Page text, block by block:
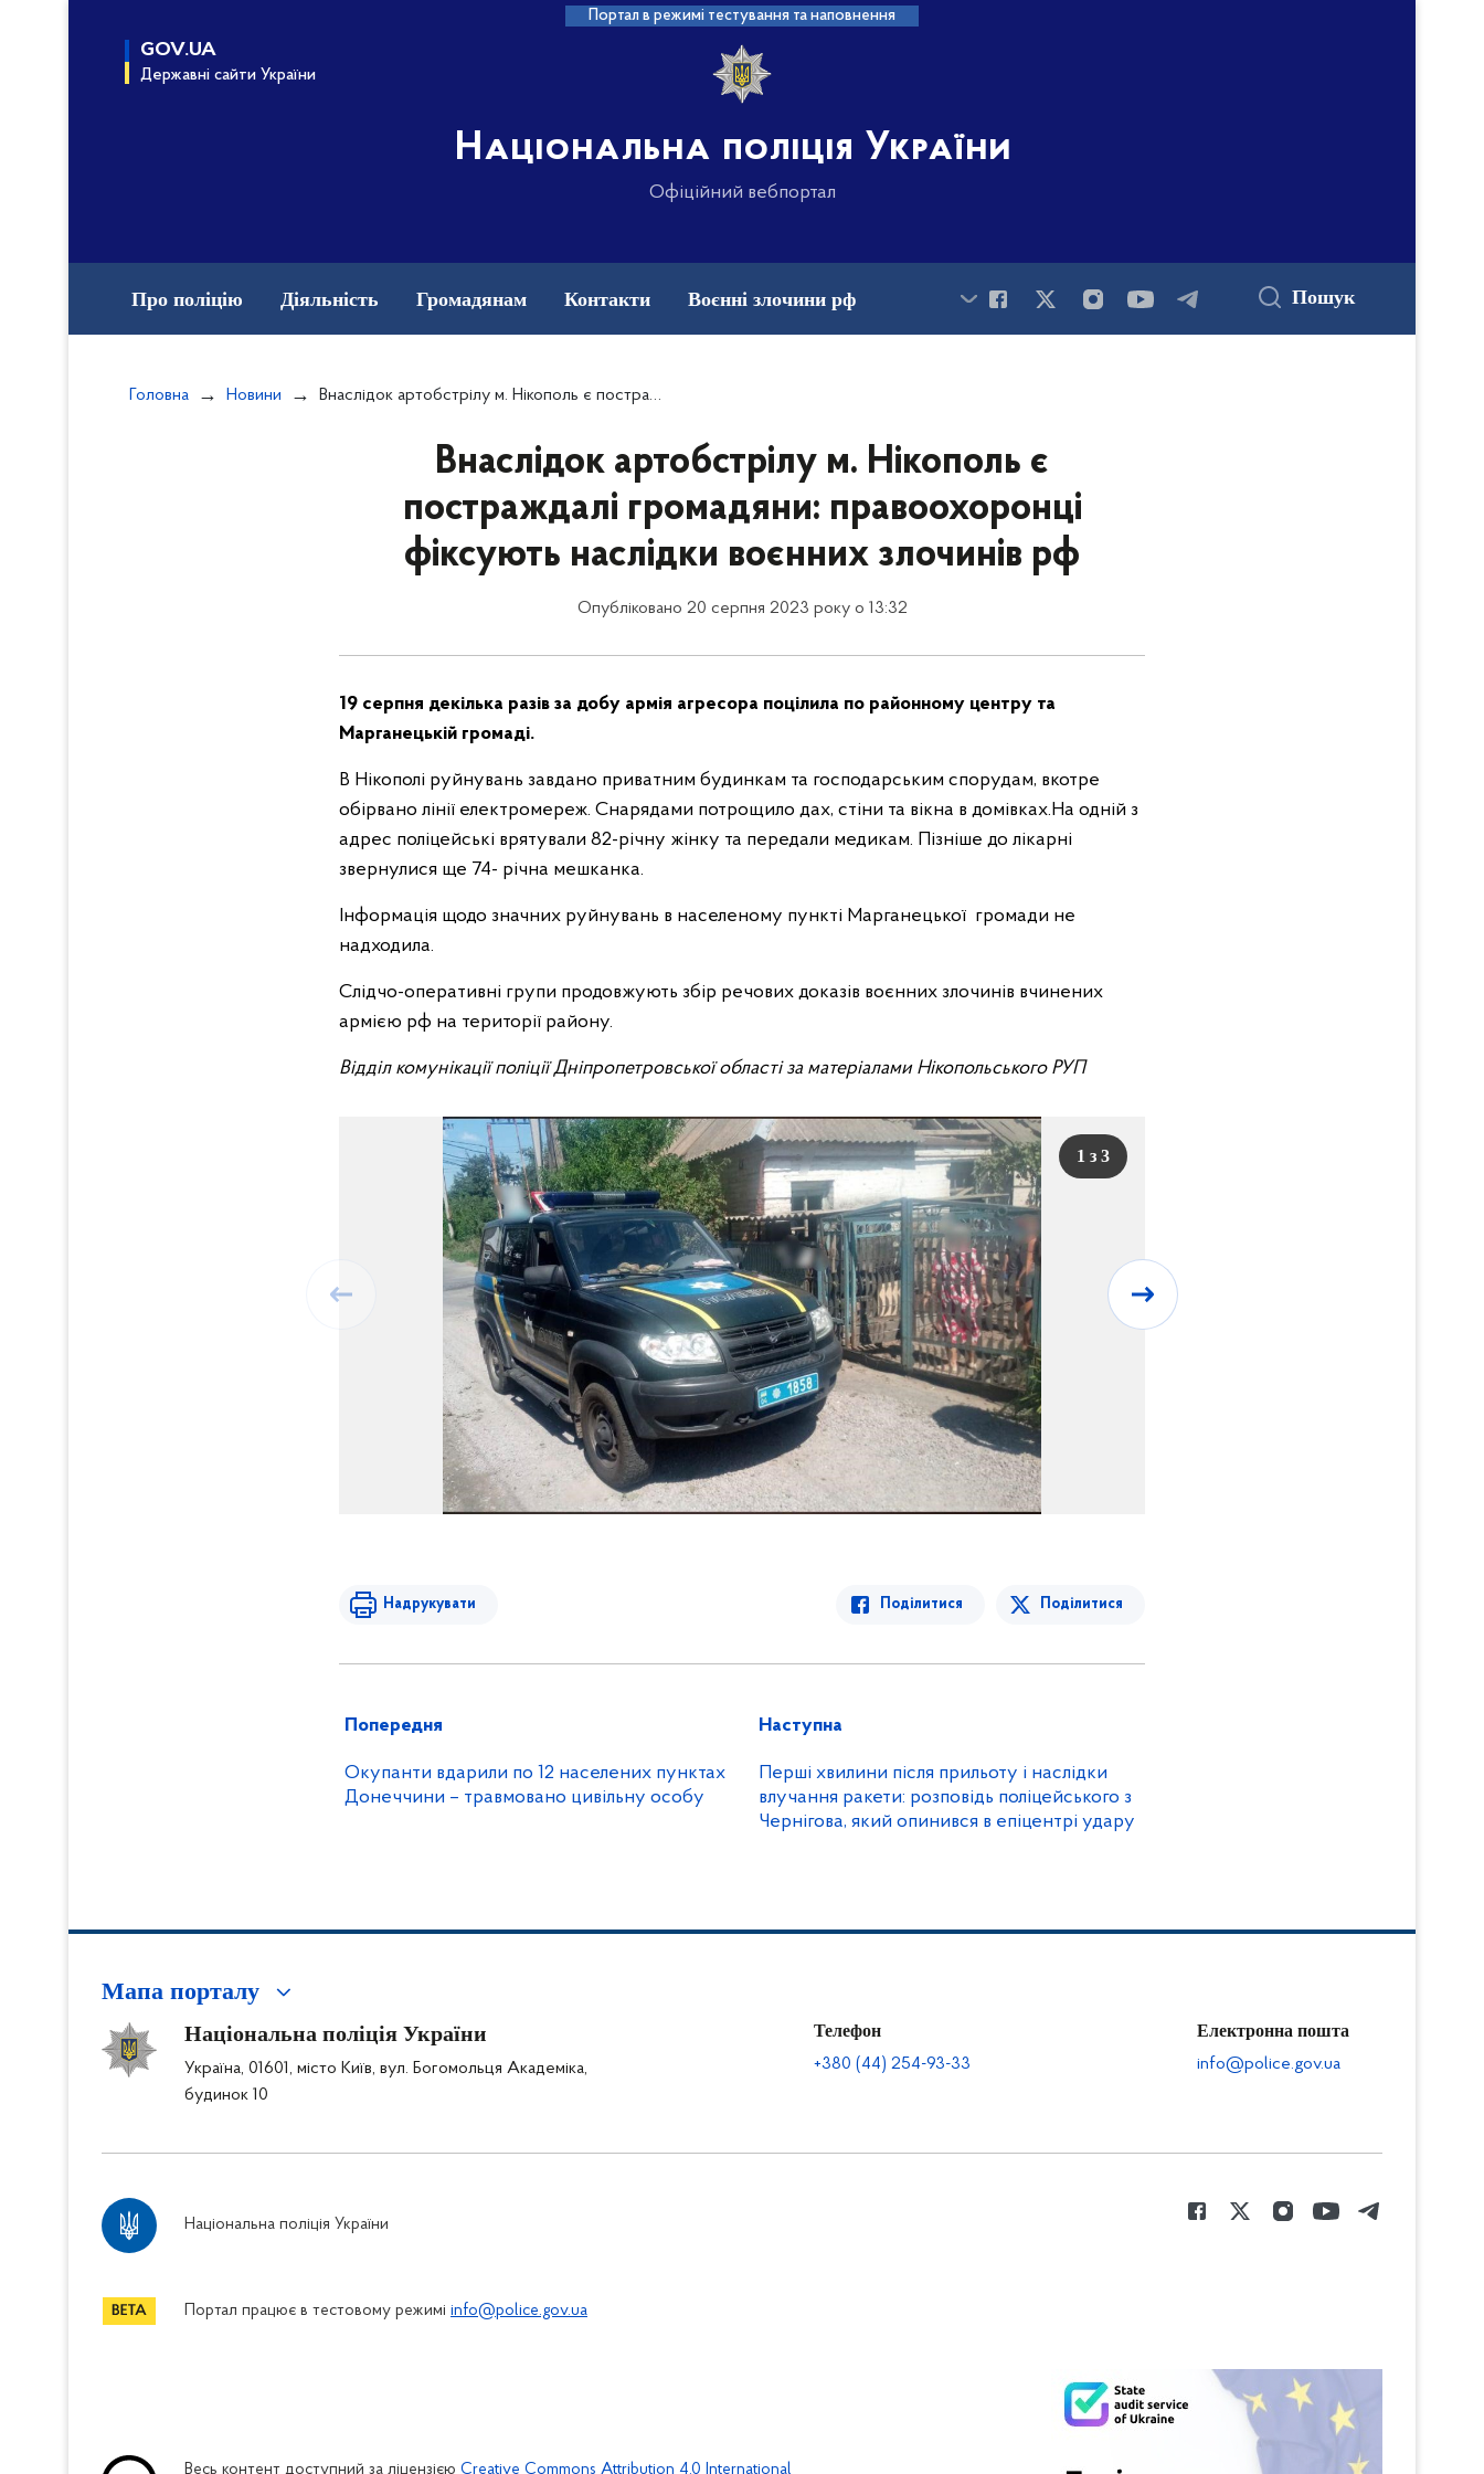
Портал в режимі тестування та наповнення
GOV.UA
Державні сайти України
Національна поліція України
Офіційний вебпортал
Про поліцію Діяльність Громадянам Контакти Воєнні злочини рф Пошук
Головна Новини Внаслідок артобстрілу м. Нікополь є постраждалі громадяни: правоохоронці фіксують наслідки воєнних злочинів рф
Внаслідок артобстрілу м. Нікополь є
постраждалі громадяни: правоохоронці
фіксують наслідки воєнних злочинів рф
Опубліковано 20 серпня 2023 року о 13:32
19 серпня декілька разів за добу армія агресора поцілила по районному центру та
Марганецькій громаді.
В Нікополі руйнувань завдано приватним будинкам та господарським спорудам, вкотре
обірвано лінії електромереж. Снарядами потрощило дах, стіни та вікна в домівках.На одній з
адрес поліцейські врятували 82-річну жінку та передали медикам. Пізніше до лікарні
звернулися ще 74- річна мешканка.
Інформація щодо значних руйнувань в населеному пункті Марганецької громади не
надходила.
Слідчо-оперативні групи продовжують збір речових доказів воєнних злочинів вчинених
армією рф на території району.
Відділ комунікації поліції Дніпропетровської області за матеріалами Нікопольського РУП
1 з 3
Надрукувати Поділитися Поділитися
Попередня
Окупанти вдарили по 12 населених пунктах
Донеччини – травмовано цивільну особу
Наступна
Перші хвилини після прильоту і наслідки
влучання ракети: розповідь поліцейського з
Чернігова, який опинився в епіцентрі удару
Мапа порталу
Національна поліція України
Україна, 01601, місто Київ, вул. Богомольця Академіка,
будинок 10
Телефон
+380 (44) 254-93-33
Електронна пошта
info@police.gov.ua
Національна поліція України
Портал працює в тестовому режимі info@police.gov.ua
Весь контент доступний за ліцензією Creative Commons Attribution 4.0 International